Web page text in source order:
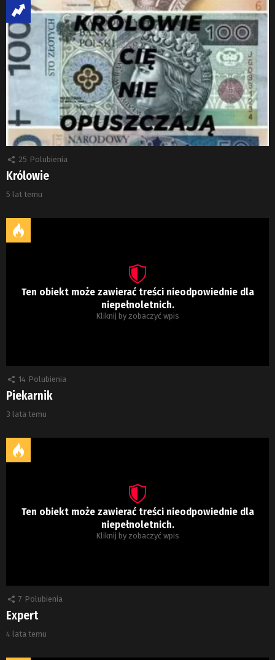
25 Polubienia
Królowie
5 lat temu
Ten obiekt może zawierać treści nieodpowiednie dla
niepełnoletnich.
Kliknij by zobaczyć wpis
14 Polubienia
Piekarnik
3 lata temu
Ten obiekt może zawierać treści nieodpowiednie dla
niepełnoletnich.
Kliknij by zobaczyć wpis
7 Polubienia
Expert
4 lata temu